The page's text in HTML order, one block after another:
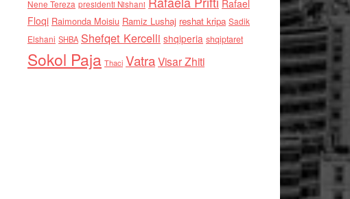
Nene Tereza presidenti Nishani
Rafael
Floqi Raimonda Moisiu Ramiz Lushaj reshat kripa Sadik
Elshani SHBA Shefqet Kercelli shqiperia shqiptaret
Sokol Paja Thaci VatraVisar Zhiti